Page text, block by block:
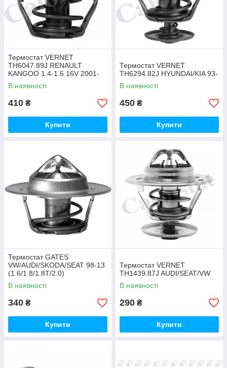
Термостат VERNET
TH6047.89J RENAULT
KANGOO 1.4-1.6 16V 2001-
>/DACIA LOGAN 1.4 G15MF
K7J 710 2007-
В наявності
410 ₴
Купити
Термостат VERNET
TH6294.82J HYUNDAI/KIA 93-
В наявності
450 ₴
Купити
Термостат GATES
VW/AUDI/SKODA/SEAT 98-13
(1.6/1.8/1.8T/2.0)
В наявності
340 ₴
Купити
Термостат VERNET
TH1439.87J AUDI/SEAT/VW
В наявності
290 ₴
Купити